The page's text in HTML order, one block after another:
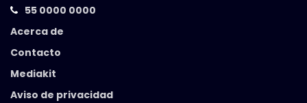
55 0000 0000
Acerca de
Contacto
Mediakit
Aviso de privacidad